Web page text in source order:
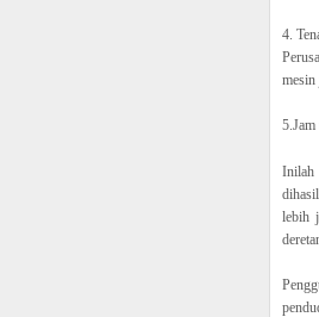
4.
mesin
Inilah
lebih